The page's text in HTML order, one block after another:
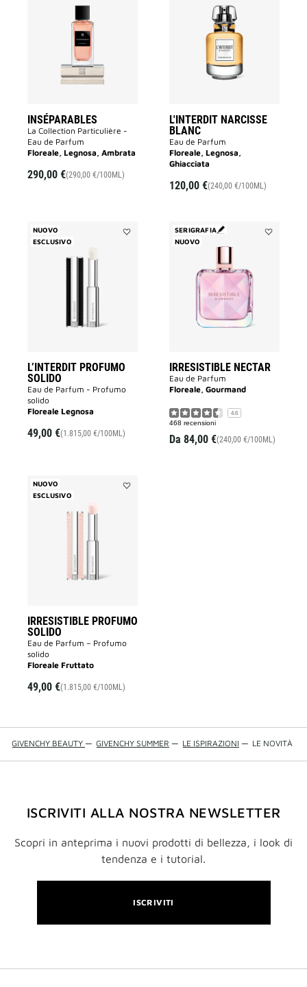
INSÉPARABLES
La Collection Particulière -
Eau de Parfum
Floreale, Legnosa, Ambrata
290,00 €(290,00 €/100ML)
L'INTERDIT NARCISSE
BLANC
Eau de Parfum
Floreale, Legnosa,
Ghiacciata
120,00 €(240,00 €/100ML)
NUOVO
ESCLUSIVO
L’INTERDIT PROFUMO
SOLIDO
Eau de Parfum - Profumo
solido
Floreale Legnosa
49,00 €(1.815,00 €/100ML)
SERIGRAFIA
NUOVO
IRRESISTIBLE NECTAR
Eau de Parfum
Floreale, Gourmand
4.6
468 recensioni
Da 84,00 €(240,00 €/100ML)
NUOVO
ESCLUSIVO
IRRESISTIBLE PROFUMO
SOLIDO
Eau de Parfum – Profumo
solido
Floreale Fruttato
49,00 €(1.815,00 €/100ML)
GIVENCHY BEAUTY — GIVENCHY SUMMER — LE ISPIRAZIONI — LE NOVITÀ
ISCRIVITI ALLA NOSTRA NEWSLETTER
Scopri in anteprima i nuovi prodotti di bellezza, i look di
tendenza e i tutorial.
ISCRIVITI